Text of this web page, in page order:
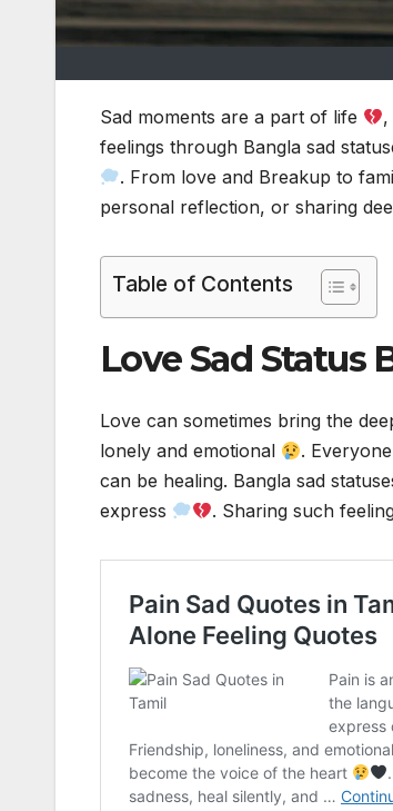
Sad moments are a part of life ,
feelings through Bangla sad
. From love and Breakup to
personal reflection, or sharing
Table of Contents
Love Sad Status
Love can sometimes bring the
lonely and emotional
.
can be healing. Bangla sad
express
. Sharing such